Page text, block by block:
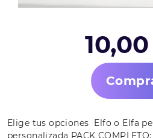
Elige tus opciones Elfo o Elfa
personalizada PACK